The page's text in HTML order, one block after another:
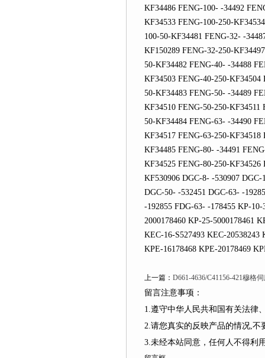
KF34486 FENG-100- -34492
KF34533 FENG-100-250-
100-50-KF34481 FENG-32- -
KF150289 FENG-32-250-
50-KF34482 FENG-40- -34488
KF34503 FENG-40-250-
50-KF34483 FENG-50- -34489
KF34510 FENG-50-250-
50-KF34484 FENG-63- -34490
KF34517 FENG-63-250-
KF34485 FENG-80- -34491
KF34525 FENG-80-250-
KF530906 DGC-8- -530907
DGC-50- -532451 DGC-63- -
-192855 FDG-63- -178455 KP-
2000178460 KP-25-5000178461
KEC-16-S527493 KEC-20538243
KPE-16178468 KPE-20178469
上一篇： D661-4636/C41156-421穆格
留言注意事项：
1.遵守中华人民共和国有关法律
2.请您真实的反映产品的情况,不要捏
3.未经本站同意，任何人不得